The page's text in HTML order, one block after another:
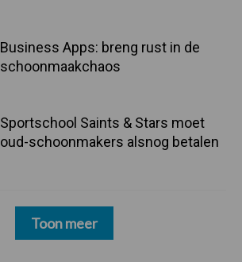
Business Apps: breng rust in de
schoonmaakchaos
Sportschool Saints & Stars moet
oud-schoonmakers alsnog betalen
Toon meer